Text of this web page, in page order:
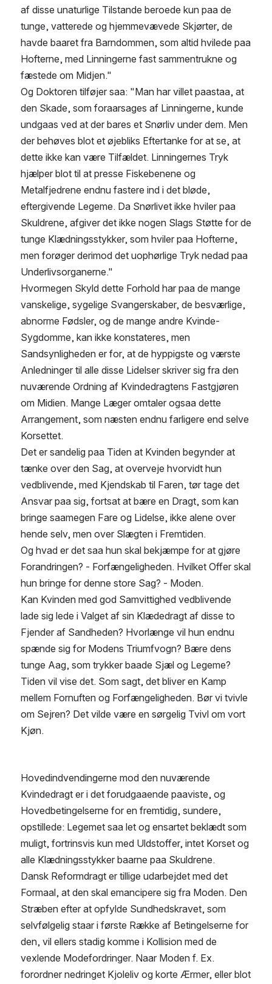
af disse unaturlige Tilstande beroede kun paa de
tunge, vatterede og hjemmevævede Skjørter, de
havde baaret fra Barndommen, som altid hvilede paa
Hofterne, med Linningerne fast sammentrukne og
fæstede om Midjen."
Og Doktoren tilføjer saa: "Man har villet paastaa, at
den Skade, som foraarsages af Linningerne, kunde
undgaas ved at der bares et Snørliv under dem. Men
der behøves blot et øjebliks Eftertanke for at se, at
dette ikke kan være Tilfældet. Linningernes Tryk
hjælper blot til at presse Fiskebenene og
Metalfjedrene endnu fastere ind i det bløde,
eftergivende Legeme. Da Snørlivet ikke hviler paa
Skuldrene, afgiver det ikke nogen Slags Støtte for de
tunge Klædningsstykker, som hviler paa Hofterne,
men forøger derimod det uophørlige Tryk nedad paa
Underlivsorganerne."
Hvormegen Skyld dette Forhold har paa de mange
vanskelige, sygelige Svangerskaber, de besværlige,
abnorme Fødsler, og de mange andre Kvinde-
Sygdomme, kan ikke konstateres, men
Sandsynligheden er for, at de hyppigste og værste
Anledninger til alle disse Lidelser skriver sig fra den
nuværende Ordning af Kvindedragtens Fastgjøren
om Midien. Mange Læger omtaler ogsaa dette
Arrangement, som næsten endnu farligere end selve
Korsettet.
Det er sandelig paa Tiden at Kvinden begynder at
tænke over den Sag, at overveje hvorvidt hun
vedblivende, med Kjendskab til Faren, tør tage det
Ansvar paa sig, fortsat at bære en Dragt, som kan
bringe saamegen Fare og Lidelse, ikke alene over
hende selv, men over Slægten i Fremtiden.
Og hvad er det saa hun skal bekjæmpe for at gjøre
Forandringen? - Forfængeligheden. Hvilket Offer skal
hun bringe for denne store Sag? - Moden.
Kan Kvinden med god Samvittighed vedblivende
lade sig lede i Valget af sin Klædedragt af disse to
Fjender af Sandheden? Hvorlænge vil hun endnu
spænde sig for Modens Triumfvogn? Bære dens
tunge Aag, som trykker baade Sjæl og Legeme?
Tiden vil vise det. Som sagt, det bliver en Kamp
mellem Fornuften og Forfængeligheden. Bør vi tvivle
om Sejren? Det vilde være en sørgelig Tvivl om vort
Kjøn.
Hovedindvendingerne mod den nuværende
Kvindedragt er i det forudgaaende paaviste, og
Hovedbetingelserne for en fremtidig, sundere,
opstillede: Legemet saa let og ensartet beklædt som
muligt, fortrinsvis kun med Uldstoffer, intet Korset og
alle Klædningsstykker baarne paa Skuldrene.
Dansk Reformdragt er tillige udarbejdet med det
Formaal, at den skal emancipere sig fra Moden. Den
Stræben efter at opfylde Sundhedskravet, som
selvfølgelig staar i første Række af Betingelserne for
den, vil ellers stadig komme i Kollision med de
vexlende Modefordringer. Naar Moden f. Ex.
forordner nedringet Kjoleliv og korte Ærmer, eller blot